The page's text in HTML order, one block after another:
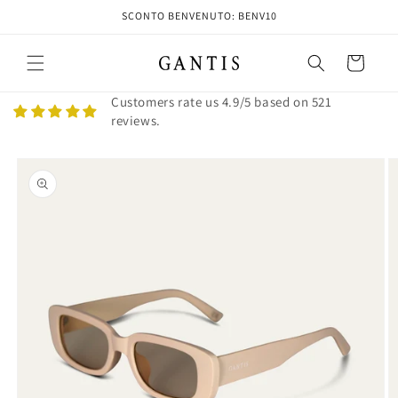
SCONTO BENVENUTO: BENV10
Carrello
Customers rate us 4.9/5 based on 521
reviews.
informazioni
sul prodotto